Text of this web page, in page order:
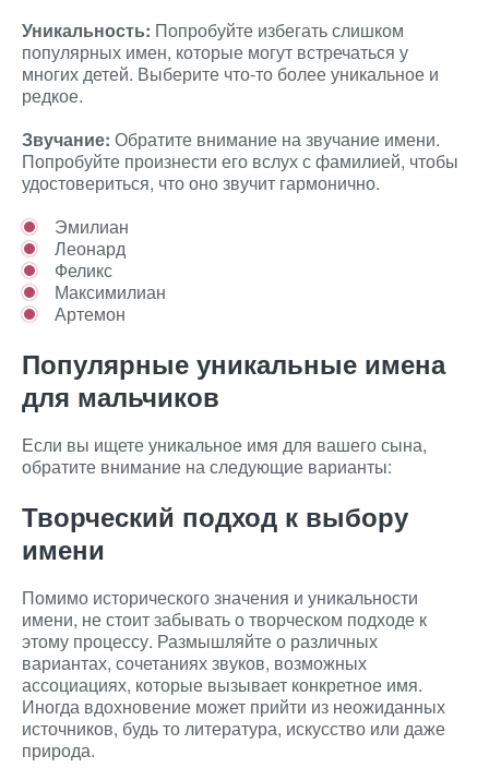
Уникальность: Попробуйте избегать слишком
популярных имен, которые могут встречаться у
многих детей. Выберите что-то более уникальное и
редкое.
Звучание: Обратите внимание на звучание имени.
Попробуйте произнести его вслух с фамилией, чтобы
удостовериться, что оно звучит гармонично.
Эмилиан
Леонард
Феликс
Максимилиан
Артемон
Популярные уникальные имена
для мальчиков
Если вы ищете уникальное имя для вашего сына,
обратите внимание на следующие варианты:
Творческий подход к выбору
имени
Помимо исторического значения и уникальности
имени, не стоит забывать о творческом подходе к
этому процессу. Размышляйте о различных
вариантах, сочетаниях звуков, возможных
ассоциациях, которые вызывает конкретное имя.
Иногда вдохновение может прийти из неожиданных
источников, будь то литература, искусство или даже
природа.